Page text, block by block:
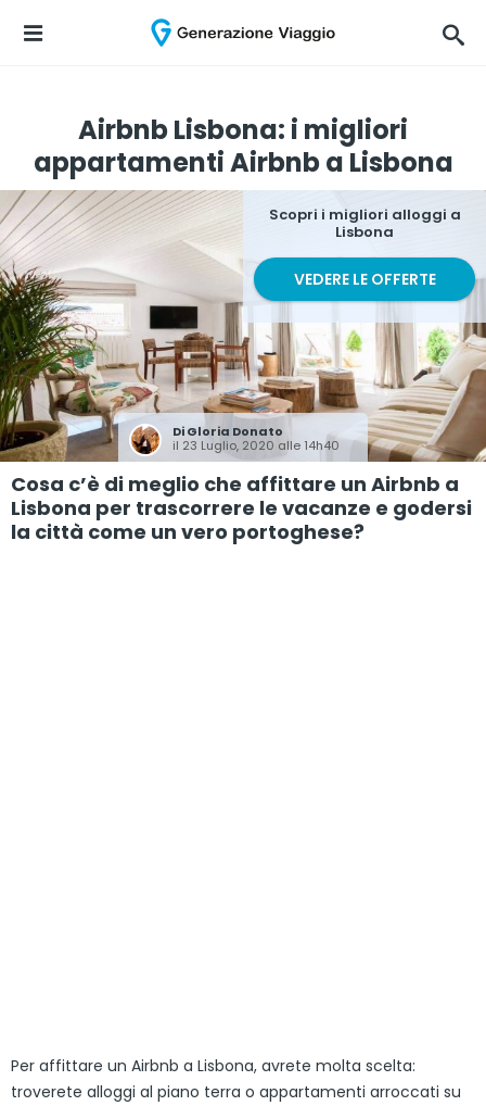
Airbnb Lisbona: i migliori
appartamenti Airbnb a Lisbona
DiGloria Donato
il 23 Luglio, 2020 alle 14h40
Scopri i migliori alloggi a
Lisbona
VEDERE LE OFFERTE
Cosa c’è di meglio che affittare un Airbnb a
Lisbona per trascorrere le vacanze e godersi
la città come un vero portoghese?
Per affittare un Airbnb a Lisbona, avrete molta scelta:
troverete alloggi al piano terra o appartamenti arroccati su